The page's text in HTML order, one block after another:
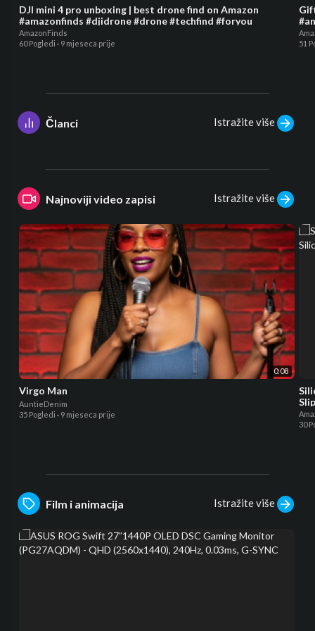
DJI mini 4 pro unboxing | best drone find on Amazon
#amazonfinds #djidrone #drone #techfind #foryou
AmazonFinds
60 Pogledi · 9 mjeseca prije
51
Članci Istražite više
Najnoviji video zapisi Istražite više
0:08
Virgo Man
AuntieDenim
35 Pogledi · 9 mjeseca prije
30
Film i animacija Istražite više